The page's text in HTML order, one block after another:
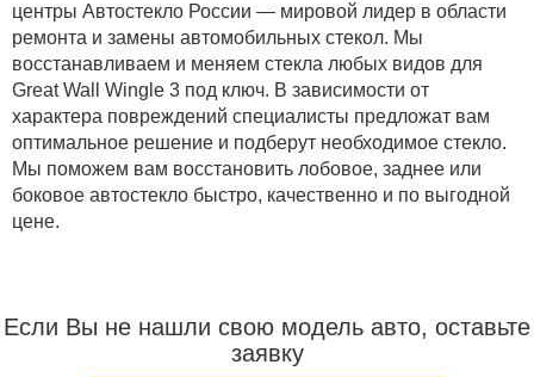
центры Автостекло России — мировой лидер в области
ремонта и замены автомобильных стекол. Мы
восстанавливаем и меняем стекла любых видов для
Great Wall Wingle 3 под ключ. В зависимости от
характера повреждений специалисты предложат вам
оптимальное решение и подберут необходимое стекло.
Мы поможем вам восстановить лобовое, заднее или
боковое автостекло быстро, качественно и по выгодной
цене.
Если Вы не нашли свою модель авто, оставьте
заявку